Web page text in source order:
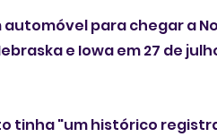
para chegar a
e Iowa em 27 de
tinha "um histórico